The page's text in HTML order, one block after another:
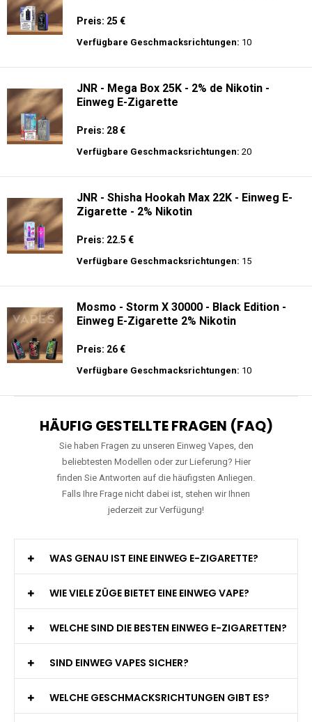
Preis: 25 €
Verfügbare Geschmacksrichtungen: 10
JNR - Mega Box 25K - 2% de Nikotin -
Einweg E-Zigarette
Preis: 28 €
Verfügbare Geschmacksrichtungen: 20
JNR - Shisha Hookah Max 22K - Einweg E-
Zigarette - 2% Nikotin
Preis: 22.5 €
Verfügbare Geschmacksrichtungen: 15
Mosmo - Storm X 30000 - Black Edition -
Einweg E-Zigarette 2% Nikotin
Preis: 26 €
Verfügbare Geschmacksrichtungen: 10
HÄUFIG GESTELLTE FRAGEN (FAQ)
Sie haben Fragen zu unseren Einweg Vapes, den
beliebtesten Modellen oder zur Lieferung? Hier
finden Sie Antworten auf die häufigsten Anliegen.
Falls Ihre Frage nicht dabei ist, stehen wir Ihnen
jederzeit zur Verfügung!
WAS GENAU IST EINE EINWEG E-ZIGARETTE?
WIE VIELE ZÜGE BIETET EINE EINWEG VAPE?
WELCHE SIND DIE BESTEN EINWEG E-ZIGARETTEN?
SIND EINWEG VAPES SICHER?
WELCHE GESCHMACKSRICHTUNGEN GIBT ES?